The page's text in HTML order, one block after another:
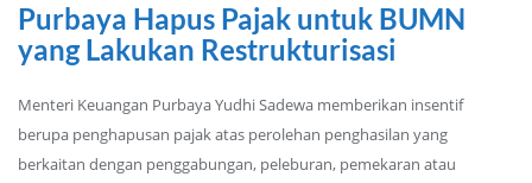
Purbaya Hapus Pajak untuk BUMN
yang Lakukan Restrukturisasi
Menteri Keuangan Purbaya Yudhi Sadewa memberikan insentif
berupa penghapusan pajak atas perolehan penghasilan yang
berkaitan dengan penggabungan, peleburan, pemekaran atau